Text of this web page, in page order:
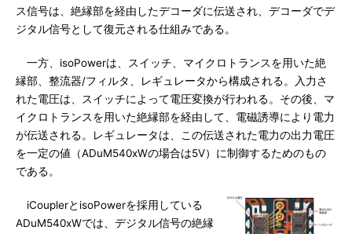
ス信号は、絶縁部を経由したデコーダに伝送され、デコーダでデ
ジタル信号として復元される仕組みである。
一方、isoPowerは、スイッチ、マイクロトランスを用いた絶
縁部、整流器/フィルタ、レギュレータから構成される。入力さ
れた電圧は、スイッチによって電圧変換が行われる。その後、マ
イクロトランスを用いた絶縁部を経由して、電磁誘導により電力
が伝送される。レギュレータは、この伝送された電力の出力電圧
を一定の値（ADuM540xWの場合は5V）に制御するためのもの
である。
iCouplerとisoPowerを採用している
ADuM540xWでは、デジタル信号の絶縁